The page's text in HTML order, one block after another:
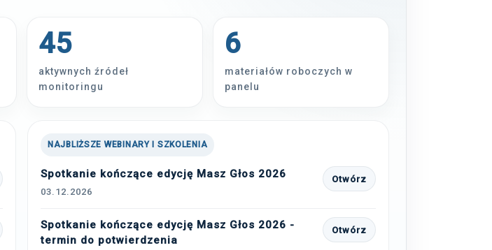
45
aktywnych źródeł
monitoringu
6
materiałów roboczych w
panelu
NAJBLIŻSZE WEBINARY I SZKOLENIA
Spotkanie kończące edycję Masz Głos 2026
03.12.2026
Otwórz
Spotkanie kończące edycję Masz Głos 2026 -
termin do potwierdzenia
Otwórz